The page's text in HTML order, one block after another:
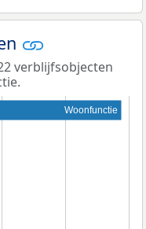
verblijfsobjecten
Woonfunctie